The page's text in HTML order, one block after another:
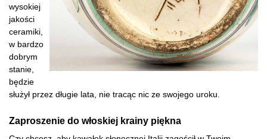
wysokiej
jakości
ceramiki,
w bardzo
dobrym
stanie,
będzie
służył przez długie lata, nie tracąc nic ze swojego uroku.
Zaproszenie do włoskiej krainy piękna